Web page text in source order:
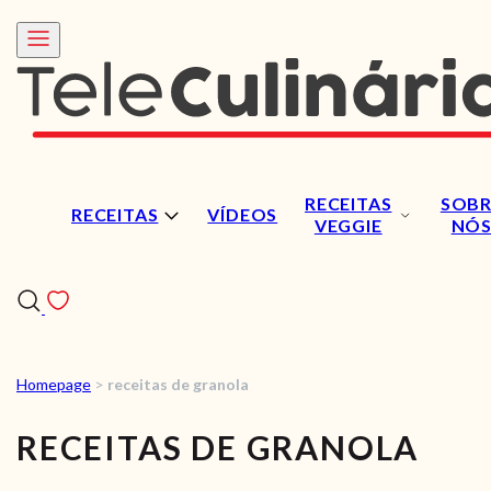
RECEITAS VÍDEOS
RECEITAS
VEGGIE
NÓS
RECEITAS
VÍDEOS
Homepage > receitas de granola
RECEITAS DE GRANOLA